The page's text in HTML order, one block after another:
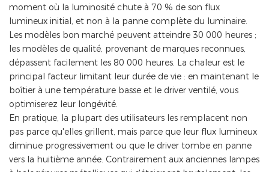
moment où la luminosité chute à 70 % de son flux
lumineux initial, et non à la panne complète du luminaire.
Les modèles bon marché peuvent atteindre 30 000 heures ;
les modèles de qualité, provenant de marques reconnues,
dépassent facilement les 80 000 heures. La chaleur est le
principal facteur limitant leur durée de vie : en maintenant le
boîtier à une température basse et le driver ventilé, vous
optimiserez leur longévité.
En pratique, la plupart des utilisateurs les remplacent non
pas parce qu'elles grillent, mais parce que leur flux lumineux
diminue progressivement ou que le driver tombe en panne
vers la huitième année. Contrairement aux anciennes lampes